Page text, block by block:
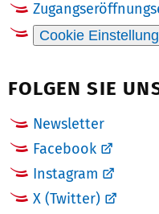
Cookie
FOLGEN SIE
Newsletter
Facebook
Instagram
X (Twitter)